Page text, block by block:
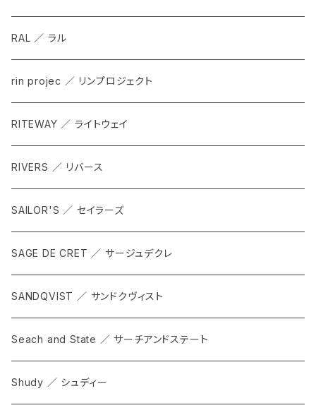
RAL ／ ラル
rin projec ／ リンプロジェクト
RITEWAY ／ ライトウェイ
RIVERS ／ リバース
SAILOR'S ／ セイラーズ
SAGE DE CRET ／ サージュデクレ
SANDQVIST ／ サンドクヴィスト
Seach and State ／ サーチアンドステート
Shudy ／ シュディー